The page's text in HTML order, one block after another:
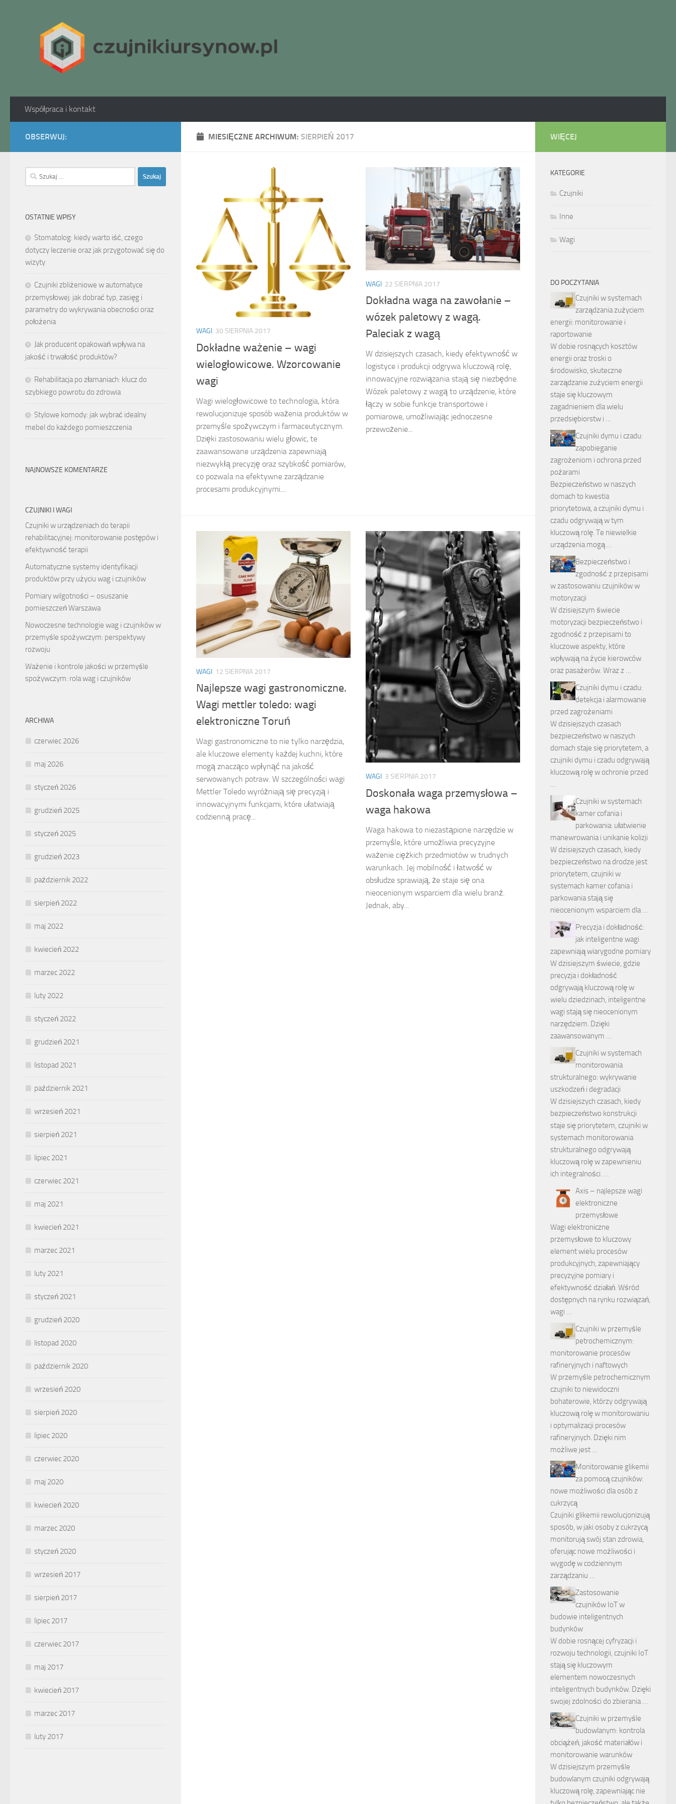
Współpraca i kontakt
MIESIĘCZNE ARCHIWUM: SIERPIEŃ 2017
WAGI 30 SIERPNIA 2017
Dokładne ważenie – wagi
wielogłowicowe. Wzorcowanie
wagi
Wagi wielogłowicowe to technologia, która
rewolucjonizuje sposób ważenia produktów w
przemyśle spożywczym i farmaceutycznym.
Dzięki zastosowaniu wielu głowic, te
zaawansowane urządzenia zapewniają
niezwykłą precyzję oraz szybkość pomiarów,
co pozwala na efektywne zarządzanie
procesami produkcyjnymi....
WAGI 22 SIERPNIA 2017
Dokładna waga na zawołanie –
wózek paletowy z wagą.
Paleciak z wagą
W dzisiejszych czasach, kiedy efektywność w
logistyce i produkcji odgrywa kluczową rolę,
innowacyjne rozwiązania stają się niezbędne.
Wózek paletowy z wagą to urządzenie, które
łączy w sobie funkcje transportowe i
pomiarowe, umożliwiając jednoczesne
przewożenie...
WAGI 12 SIERPNIA 2017
Najlepsze wagi gastronomiczne.
Wagi mettler toledo: wagi
elektroniczne Toruń
Wagi gastronomiczne to nie tylko narzędzia,
ale kluczowe elementy każdej kuchni, które
mogą znacząco wpłynąć na jakość
serwowanych potraw. W szczególności wagi
Mettler Toledo wyróżniają się precyzją i
innowacyjnymi funkcjami, które ułatwiają
codzienną pracę...
WAGI 3 SIERPNIA 2017
Doskonała waga przemysłowa –
waga hakowa
Waga hakowa to niezastąpione narzędzie w
przemyśle, które umożliwia precyzyjne
ważenie ciężkich przedmiotów w trudnych
warunkach. Jej mobilność i łatwość w
obsłudze sprawiają, że staje się ona
nieocenionym wsparciem dla wielu branż.
Jednak, aby...
OBSERWUJ:
Szukaj:
OSTATNIE WPISY
Stomatolog: kiedy warto iść, czego
dotyczy leczenie oraz jak przygotować się do
wizyty
Czujniki zbliżeniowe w automatyce
przemysłowej: jak dobrać typ, zasięg i
parametry do wykrywania obecności oraz
położenia
Jak producent opakowań wpływa na
jakość i trwałość produktów?
Rehabilitacja po złamaniach: klucz do
szybkiego powrotu do zdrowia
Stylowe komody: jak wybrać idealny
mebel do każdego pomieszczenia
NAJNOWSZE KOMENTARZE
CZUJNIKI I WAGI
Czujniki w urządzeniach do terapii
rehabilitacyjnej: monitorowanie postępów i
efektywność terapii
Automatyczne systemy identyfikacji
produktów przy użyciu wag i czujników
Pomiary wilgotności – osuszanie
pomieszczeń Warszawa
Nowoczesne technologie wag i czujników w
przemyśle spożywczym: perspektywy
rozwoju
Ważenie i kontrole jakości w przemyśle
spożywczym: rola wag i czujników
ARCHIWA
czerwiec 2026
maj 2026
styczeń 2026
grudzień 2025
styczeń 2025
grudzień 2023
październik 2022
sierpień 2022
maj 2022
kwiecień 2022
marzec 2022
luty 2022
styczeń 2022
grudzień 2021
listopad 2021
październik 2021
wrzesień 2021
sierpień 2021
lipiec 2021
czerwiec 2021
maj 2021
kwiecień 2021
marzec 2021
luty 2021
styczeń 2021
grudzień 2020
listopad 2020
październik 2020
wrzesień 2020
sierpień 2020
lipiec 2020
czerwiec 2020
maj 2020
kwiecień 2020
marzec 2020
styczeń 2020
wrzesień 2017
sierpień 2017
lipiec 2017
czerwiec 2017
maj 2017
kwiecień 2017
marzec 2017
luty 2017
WIĘCEJ
KATEGORIE
Czujniki
Inne
Wagi
DO POCZYTANIA
Czujniki w systemach
zarządzania zużyciem
energii: monitorowanie i
raportowanie
W dobie rosnących kosztów
energii oraz troski o
środowisko, skuteczne
zarządzanie zużyciem energii
staje się kluczowym
zagadnieniem dla wielu
przedsiębiorstw i …
Czujniki dymu i czadu:
zapobieganie
zagrożeniom i ochrona przed
pożarami
Bezpieczeństwo w naszych
domach to kwestia
priorytetowa, a czujniki dymu i
czadu odgrywają w tym
kluczową rolę. Te niewielkie
urządzenia mogą …
Bezpieczeństwo i
zgodność z przepisami
w zastosowaniu czujników w
motoryzacji
W dzisiejszym świecie
motoryzacji bezpieczeństwo i
zgodność z przepisami to
kluczowe aspekty, które
wpływają na życie kierowców
oraz pasażerów. Wraz z …
Czujniki dymu i czadu:
detekcja i alarmowanie
przed zagrożeniami
W dzisiejszych czasach
bezpieczeństwo w naszych
domach staje się priorytetem, a
czujniki dymu i czadu odgrywają
kluczową rolę w ochronie przed
…
Czujniki w systemach
kamer cofania i
parkowania: ułatwienie
manewrowania i unikanie kolizji
W dzisiejszych czasach, kiedy
bezpieczeństwo na drodze jest
priorytetem, czujniki w
systemach kamer cofania i
parkowania stają się
nieocenionym wsparciem dla …
Precyzja i dokładność:
jak inteligentne wagi
zapewniają wiarygodne pomiary
W dzisiejszym świecie, gdzie
precyzja i dokładność
odgrywają kluczową rolę w
wielu dziedzinach, inteligentne
wagi stają się nieocenionym
narzędziem. Dzięki
zaawansowanym …
Czujniki w systemach
monitorowania
strukturalnego: wykrywanie
uszkodzeń i degradacji
W dzisiejszych czasach, kiedy
bezpieczeństwo konstrukcji
staje się priorytetem, czujniki w
systemach monitorowania
strukturalnego odgrywają
kluczową rolę w zapewnieniu
ich integralności. …
Axis – najlepsze wagi
elektroniczne
przemysłowe
Wagi elektroniczne
przemysłowe to kluczowy
element wielu procesów
produkcyjnych, zapewniający
precyzyjne pomiary i
efektywność działań. Wśród
dostępnych na rynku rozwiązań,
wagi …
Czujniki w przemyśle
petrochemicznym:
monitorowanie procesów
rafineryjnych i naftowych
W przemyśle petrochemicznym
czujniki to niewidoczni
bohaterowie, którzy odgrywają
kluczową rolę w monitorowaniu
i optymalizacji procesów
rafineryjnych. Dzięki nim
możliwe jest …
Monitorowanie glikemii
za pomocą czujników:
nowe możliwości dla osób z
cukrzycą
Czujniki glikemii rewolucjonizują
sposób, w jaki osoby z cukrzycą
monitorują swój stan zdrowia,
oferując nowe możliwości i
wygodę w codziennym
zarządzaniu …
Zastosowanie
czujników IoT w
budowie inteligentnych
budynków
W dobie rosnącej cyfryzacji i
rozwoju technologii, czujniki IoT
stają się kluczowym
elementem nowoczesnych
inteligentnych budynków. Dzięki
swojej zdolności do zbierania …
Czujniki w przemyśle
budowlanym: kontrola
obciążeń, jakość materiałów i
monitorowanie warunków
W dzisiejszym przemyśle
budowlanym czujniki odgrywają
kluczową rolę, zapewniając nie